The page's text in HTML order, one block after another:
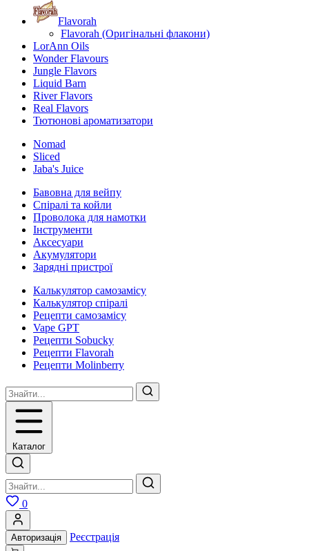
Flavorah
Flavorah (Оригінальні флакони)
LorAnn Oils
Wonder Flavours
Jungle Flavors
Liquid Barn
River Flavors
Real Flavors
Тютюнові ароматизатори
Nomad
Sliced
Jaba's Juice
Бавовна для вейпу
Спіралі та койли
Проволока для намотки
Інструменти
Аксесуари
Акумулятори
Зарядні пристрої
Калькулятор самозамісу
Калькулятор спіралі
Рецепти самозамісу
Vape GPT
Рецепти Sobucky
Рецепти Flavorah
Рецепти Molinberry
Каталог
0
Авторизація Реєстрація